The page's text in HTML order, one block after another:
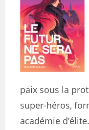
paix sous la
super-héros,
académie